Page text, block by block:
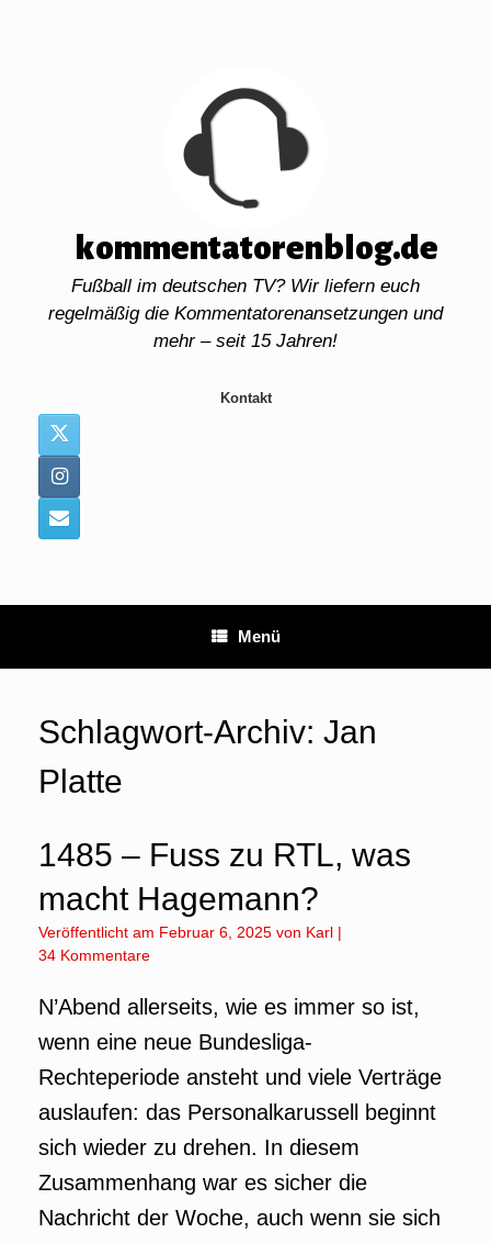
kommentatorenblog.de
Fußball im deutschen TV? Wir liefern euch
regelmäßig die Kommentatorenansetzungen und
mehr – seit 15 Jahren!
Kontakt
Menü
Schlagwort-Archiv: Jan
Platte
1485 – Fuss zu RTL, was
macht Hagemann?
Veröffentlicht am Februar 6, 2025 von Karl |
34 Kommentare
N’Abend allerseits, wie es immer so ist,
wenn eine neue Bundesliga-
Rechteperiode ansteht und viele Verträge
auslaufen: das Personalkarussell beginnt
sich wieder zu drehen. In diesem
Zusammenhang war es sicher die
Nachricht der Woche, auch wenn sie sich